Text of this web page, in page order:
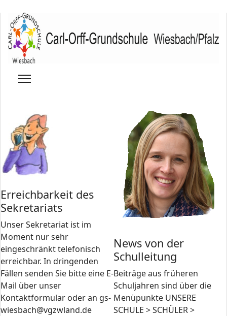
Erreichbarkeit des
Sekretariats
Unser Sekretariat ist im
Moment nur sehr
eingeschränkt telefonisch
erreichbar. In dringenden
Fällen senden Sie bitte eine E-
Mail über unser
Kontaktformular oder an gs-
wiesbach@vgzwland.de
News von der
Schulleitung
Beiträge aus früheren
Schuljahren sind über die
Menüpunkte UNSERE
SCHULE > SCHÜLER >